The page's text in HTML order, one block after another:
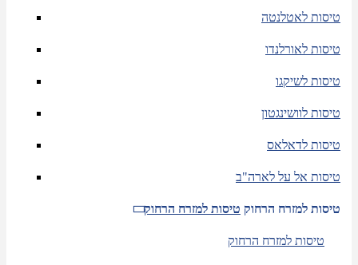
טיסות לאטלנטה
טיסות לאורלנדו
טיסות לשיקגו
טיסות לוושינגטון
טיסות לדאלאס
טיסות אל על לארה"ב
טיסות למזרח הרחוק טיסות למזרח הרחוק
טיסות למזרח הרחוק